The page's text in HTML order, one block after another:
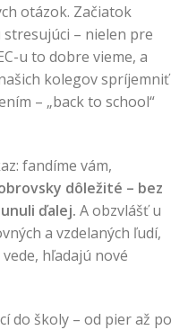
otázok. Začiatok
– nielen pre
u to dobre vieme, a
kolegov spríjemniť
– „back to school“
fandíme vám,
dôležité – bez
ďalej. A obzvlášť u
a vzdelaných ľudí,
hľadajú nové
do školy – od pier až po